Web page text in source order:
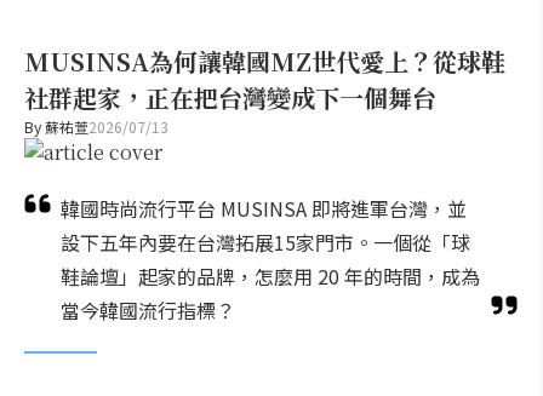
MUSINSA為何讓韓國MZ世代愛上？從球鞋
社群起家，正在把台灣變成下一個舞台
By蘇祐萱2026/07/13
韓國時尚流行平台 MUSINSA 即將進軍台灣，並
設下五年內要在台灣拓展15家門市。一個從「球
鞋論壇」起家的品牌，怎麼用 20 年的時間，成為
當今韓國流行指標？